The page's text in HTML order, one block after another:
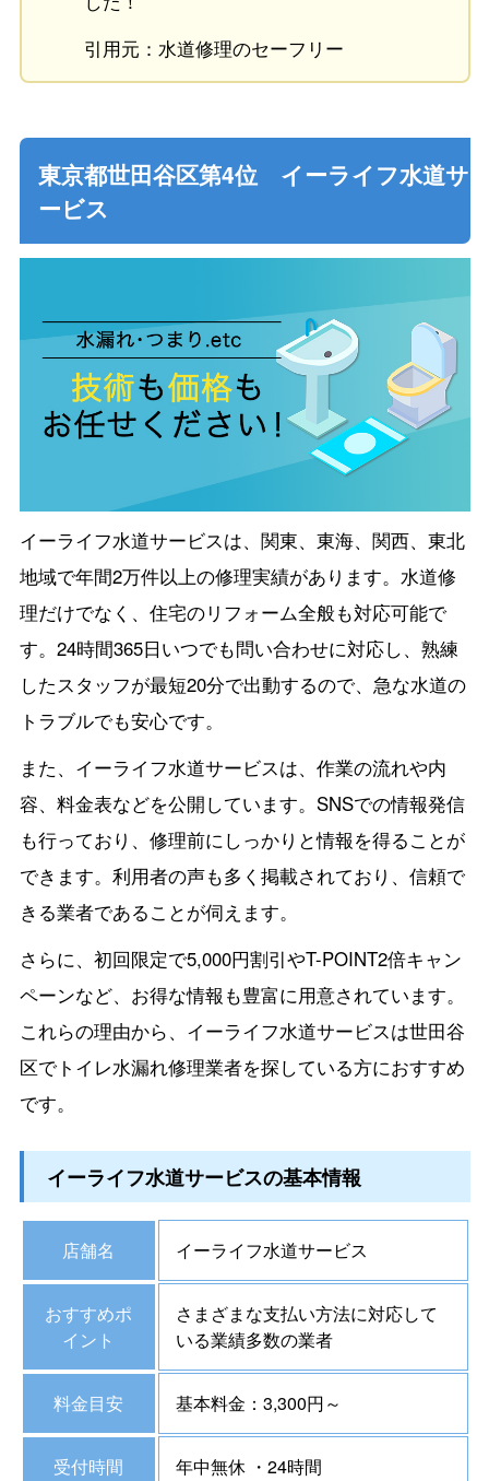
引用元：水道修理のセーフリー
東京都世田谷区第4位 イーライフ水道サ
ービス
イーライフ水道サービスは、関東、東海、関西、東北
地域で年間2万件以上の修理実績があります。水道修
理だけでなく、住宅のリフォーム全般も対応可能で
す。24時間365日いつでも問い合わせに対応し、熟練
したスタッフが最短20分で出動するので、急な水道の
トラブルでも安心です。
また、イーライフ水道サービスは、作業の流れや内
容、料金表などを公開しています。SNSでの情報発信
も行っており、修理前にしっかりと情報を得ることが
できます。利用者の声も多く掲載されており、信頼で
きる業者であることが伺えます。
さらに、初回限定で5,000円割引やT-POINT2倍キャン
ペーンなど、お得な情報も豊富に用意されています。
これらの理由から、イーライフ水道サービスは世田谷
区でトイレ水漏れ修理業者を探している方におすすめ
です。
イーライフ水道サービスの基本情報
店舗名 イーライフ水道サービス
おすすめポ
イント
さまざまな支払い方法に対応して
いる業績多数の業者
料金目安 基本料金：3,300円～
受付時間 年中無休 ・24時間